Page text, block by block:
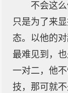
不会这
只是为了来
态。以他的
最难见到，
一对二，他
技，那可就